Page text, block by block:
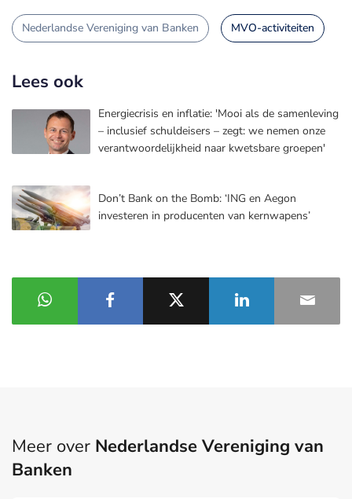
Nederlandse Vereniging van Banken MVO-activiteiten
Lees ook
Energiecrisis en inflatie: 'Mooi als de samenleving
– inclusief schuldeisers – zegt: we nemen onze
verantwoordelijkheid naar kwetsbare groepen'
Don’t Bank on the Bomb: ‘ING en Aegon
investeren in producenten van kernwapens’
Meer over Nederlandse Vereniging van
Banken